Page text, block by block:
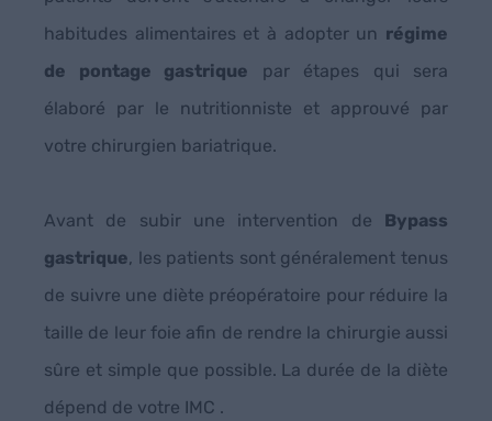
habitudes alimentaires et à adopter un régime
de pontage gastrique par étapes qui sera
élaboré par le nutritionniste et approuvé par
votre chirurgien bariatrique.
Avant de subir une intervention de Bypass
gastrique, les patients sont généralement tenus
de suivre une diète préopératoire pour réduire la
taille de leur foie afin de rendre la chirurgie aussi
sûre et simple que possible. La durée de la diète
dépend de votre IMC .